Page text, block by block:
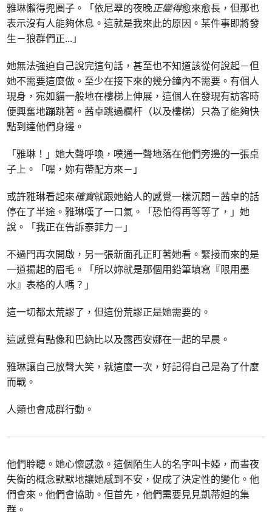
雅琳懶得兜圈子。「依尼翠的夜晚正變得愈來愈長，但那也
表示沒有人能夠休息。這就是我來此的原因。某件事即將發
生－狼群們正... 」
她無法強迫自己說完這句話，甚至也不知道該從何說起－但
她不需要這麼做。至少在接下來的幾分鐘內不需要。有個人
現身，宛如貓一般地在樓梯上伸展，這個人在發現有訪客時
便興奮地蹦跳著。茜卓跳過欄杆（以及樓梯）只為了能夠快
點到達他們身邊。
「雅琳！」她大聲呼喚，噗通一聲地落在他們旁邊的一張桌
子上。「嘿，妳有帶配方來－」
或許雅琳看起來確實就跟她給人的感覺一樣沉悶－茜卓的話
停在了半途。雅琳嘆了一口氣。「恐怕得再等等了，」她
說。「我正在告訴泰菲力－」
不過門再次開啟，另一張新面孔正盯著她看。緊接而來的是
一道揚起的眉毛。「所以妳就是那個用鉛筆填寫『限用墨
水』表格的人嗎？」
這一切都太荒謬了，但這份荒謬正是她需要的。
這感覺有點像和巴納比以及露西安娜在一起的早晨。
雅琳讓自己放聲大笑，就這麼一次，好記得自己是為了什麼
而戰。
人類也會成群行動。
他們聆聽。她心懷感激。這個陌生人的名字叫卡婭，而晝夜
失衡的概念默默地讓她感到不安，促成了決定性的變化。他
們會來。他們會協助。但首先，他們需要見見凱蒂妲的集